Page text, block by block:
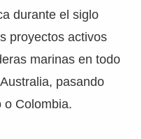
durante el siglo
proyectos activos
marinas en todo
pasando
o Colombia.